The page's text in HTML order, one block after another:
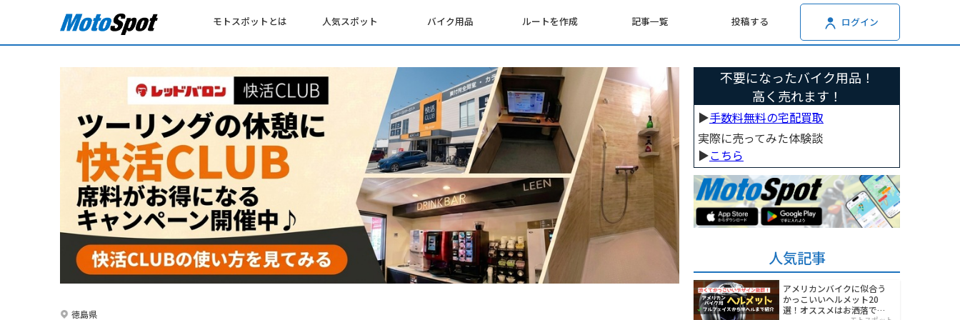
モトスポットとは 人気スポット バイク用品 ルートを作成 記事一覧 投稿する ログイン
徳島県
不要になったバイク用品！
高く売れます！
▶︎手数料無料の宅配買取
実際に売ってみた体験談
▶︎こちら
人気記事
アメリカンバイクに似合う
かっこいいヘルメット20
選！オススメはお洒落でワ